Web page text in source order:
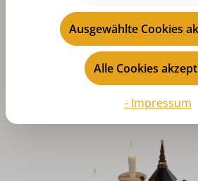
Regulärer
115,10 €
Preise inkl. MwSt. zzgl.
Art-Nr:AP201-088
Ausgewählte Cookies
Alle Cookies
- Impressum